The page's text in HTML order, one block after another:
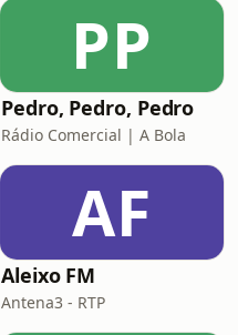
PP
Pedro, Pedro, Pedro
Rádio Comercial | A Bola
AF
Aleixo FM
Antena3 - RTP